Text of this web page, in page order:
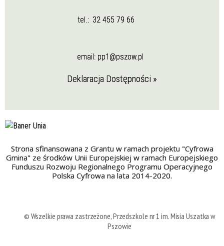
tel.: 32 455 79 66
email: pp1@pszow.pl
Deklaracja Dostępności »
Strona sfinansowana z Grantu w ramach projektu "Cyfrowa
Gmina" ze środków Unii Europejskiej w ramach Europejskiego
Funduszu Rozwoju Regionalnego Programu Operacyjnego
Polska Cyfrowa na lata 2014-2020.
© Wszelkie prawa zastrzeżone, Przedszkole nr 1 im. Misia Uszatka w
Pszowie